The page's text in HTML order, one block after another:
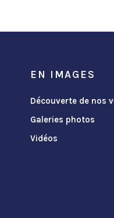
EN IMAGES
Découverte de nos
Galeries photos
Vidéos